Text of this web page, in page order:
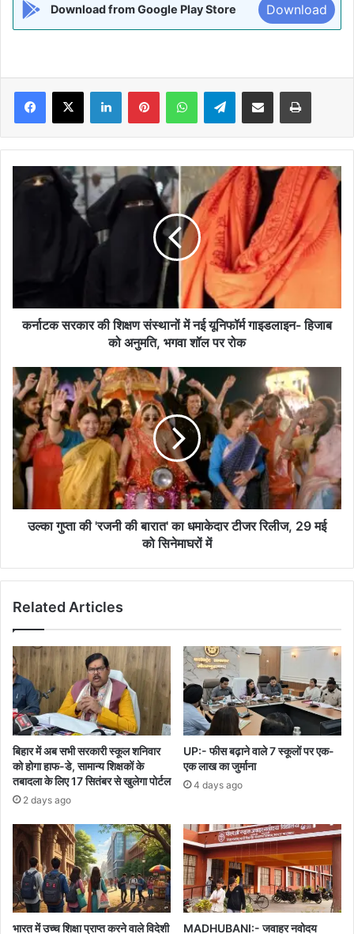
Download from Google Play Store Download
Facebook
X LinkedInPinterestWhatsAppTelegramShare via Email Print
कर्नाटक
सरकार
गाइडलाइन-
हिजाब
भगवा
शॉल
पर
कर्नाटक सरकार की शिक्षण संस्थानों में नई यूनिफॉर्म गाइडलाइन- हिजाब
को अनुमति, भगवा शॉल पर रोक
उल्का
गुप्ता
की
'रजनी
की
बारात'
का
धमाकेदार
टीजर
रिलीज,
में
उल्का गुप्ता की 'रजनी की बारात' का धमाकेदार टीजर रिलीज, 29 मई
को सिनेमाघरों में
Related Articles
बिहार में अब सभी सरकारी स्कूल शनिवार
को होगा हाफ-डे, सामान्य शिक्षकों के
तबादला के लिए 17 सितंबर से खुलेगा पोर्टल
2 days ago
UP:- फीस बढ़ाने वाले 7 स्कूलों पर एक-
एक लाख का जुर्माना
4 days ago
भारत में उच्च शिक्षा प्राप्त करने वाले विदेशी MADHUBANI:- जवाहर नवोदय